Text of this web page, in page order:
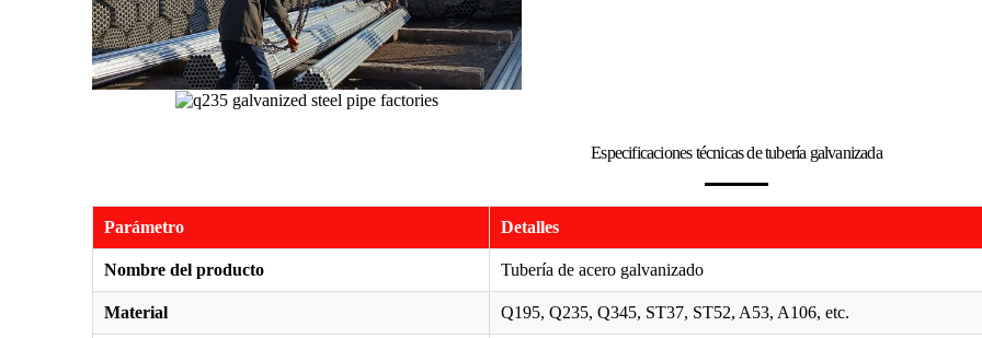
Especificaciones técnicas de tubería galvanizada
Parámetro Detalles
Nombre del producto Tubería de acero galvanizado
Material Q195, Q235, Q345, ST37, ST52, A53, A106, etc.